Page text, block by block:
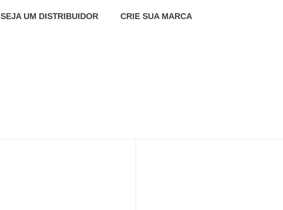
SEJA UM DISTRIBUIDOR
CRIE SUA MARCA